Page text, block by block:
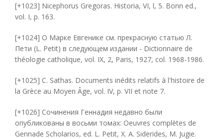
[+1023] Nicephorus Gregoras. Historia, VI, l, 5. Bonn ed.,
vol. I, p. 163.
[+1024] О Марке Евгенике см. прекрасную статью Л.
Пети (L. Petit) в следующем издании - Dictionnaire de
théologie catholique, vol. IX, 2, Paris, 1927, col. 1968-1986.
[+1025] С. Sathas. Documents inédits relatifs à l'histoire de
la Grèce au Moyen Âge, vol. IV, p. VII et note 7.
[+1026] Сочинения Геннадия недавно были
опубликованы в восьми томах: Oeuvres complètes de
Gennade Scholarios, ed. L. Petit, X. A. Siderides, M. Jugie.